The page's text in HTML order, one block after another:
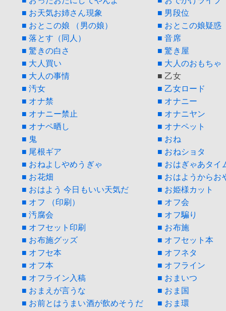
■ お天気お姉さん現象
■ 男段位
■ おとこの娘 （男の娘）
■ おとこの娘疑惑
■ 落とす（同人）
■ 音席
■ 驚きの白さ
■ 驚き屋
■ 大人買い
■ 大人のおもちゃ
■ 大人の事情
■ 乙女
■ 汚女
■ 乙女ロード
■ オナ禁
■ オナニー
■ オナニー禁止
■ オナニヤン
■ オナペ晒し
■ オナペット
■ 鬼
■ おね
■ 尾根ギア
■ おねショタ
■ おねよしやめうぎゃ
■ おはぎゃあタイ
■ お花畑
■ おはようからお
■ おはよう 今日もいい天気だ
■ お姫様カット
■ オフ （印刷）
■ オフ会
■ 汚腐会
■ オフ騙り
■ オフセット印刷
■ お布施
■ お布施グッズ
■ オフセット本
■ オフセ本
■ オフネタ
■ オフ本
■ オフライン
■ オフライン入稿
■ おまいつ
■ おまえが言うな
■ おま国
■ お前とはうまい酒が飲めそうだ
■ おま環